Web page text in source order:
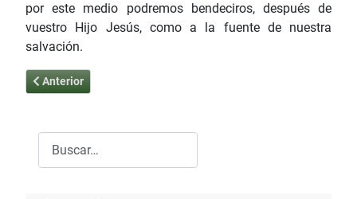
por este medio podremos bendeciros, después de
vuestro Hijo Jesús, como a la fuente de nuestra
salvación.
Artículo anterior: La Madonna de Trevignano "Nada volverá a
Anterior